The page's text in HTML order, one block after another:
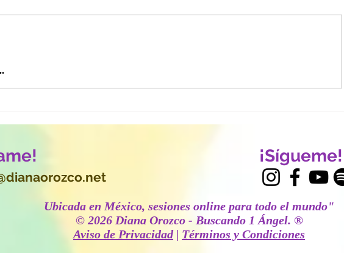
¡Sígueme!
​Ubicada en México, sesiones online para todo el mundo"
© 2026 Diana Orozco - Buscando 1 Ángel. ®
Aviso de Privacidad| Términos y Condiciones